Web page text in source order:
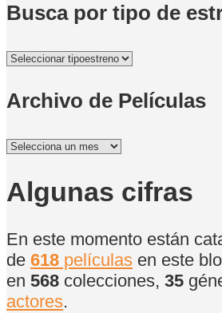
Busca por tipo de
Archivo de Películas
Archivo
Películas
Algunas cifras
En este momento están
de 618 películas en este
en 568 colecciones, 35
actores.